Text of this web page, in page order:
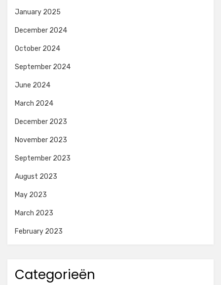
January 2025
December 2024
October 2024
September 2024
June 2024
March 2024
December 2023
November 2023
September 2023
August 2023
May 2023
March 2023
February 2023
Categorieën